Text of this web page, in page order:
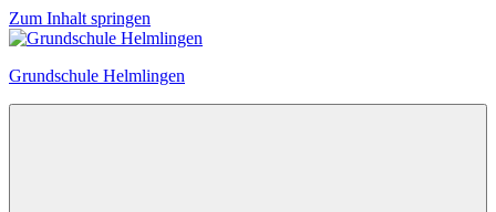
Zum Inhalt springen
Grundschule Helmlingen